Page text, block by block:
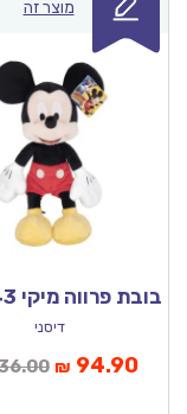
מוצר זה
דיסני
המחיר
₪ 94.90